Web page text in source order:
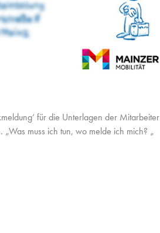
für die Unterlagen der Mitarbeiter
muss ich tun, wo melde ich mich? „